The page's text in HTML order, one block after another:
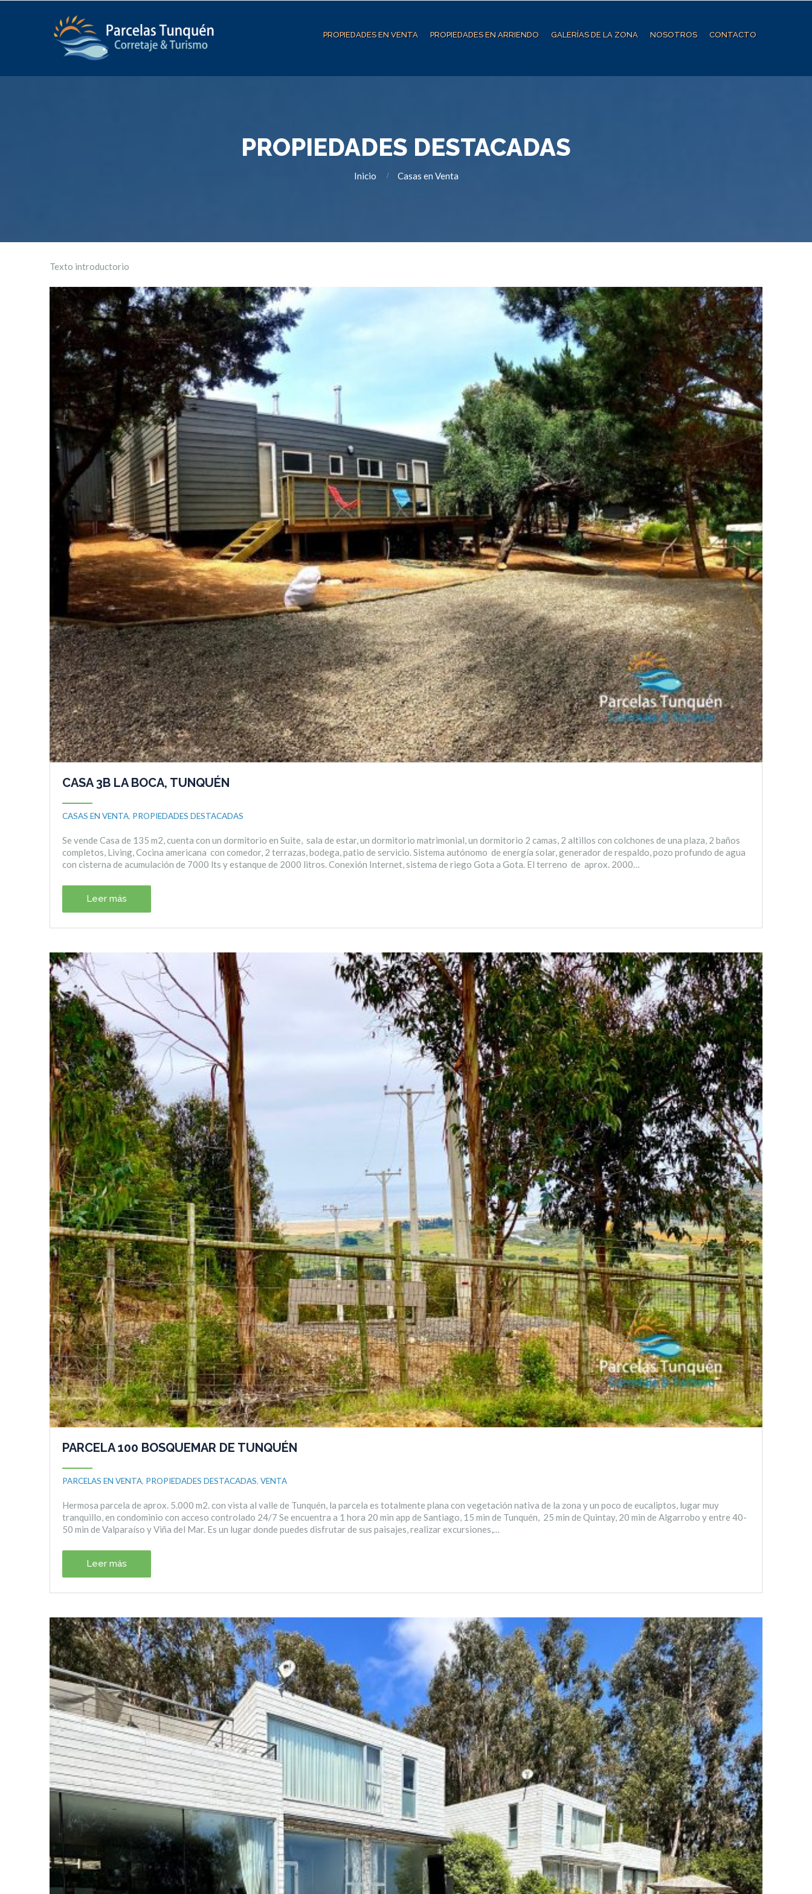
PROPIEDADES EN VENTA PROPIEDADES EN ARRIENDO GALERÍAS DE LA ZONA NOSOTROS CONTACTO
PROPIEDADES DESTACADAS
Inicio Casas en Venta
Texto introductorio
CASA 3B LA BOCA, TUNQUÉN
CASAS EN VENTA, PROPIEDADES DESTACADAS
Se vende Casa de 135 m2, cuenta con un dormitorio en Suite, sala de estar, un dormitorio matrimonial, un dormitorio 2 camas, 2 altillos con colchones de una plaza, 2 baños
completos, Living, Cocina americana con comedor, 2 terrazas, bodega, patio de servicio. Sistema autónomo de energía solar, generador de respaldo, pozo profundo de agua
con cisterna de acumulación de 7000 lts y estanque de 2000 litros. Conexión Internet, sistema de riego Gota a Gota. El terreno de aprox. 2000…
Leer más
PARCELA 100 BOSQUEMAR DE TUNQUÉN
PARCELAS EN VENTA, PROPIEDADES DESTACADAS, VENTA
Hermosa parcela de aprox. 5.000 m2. con vista al valle de Tunquén, la parcela es totalmente plana con vegetación nativa de la zona y un poco de eucaliptos, lugar muy
tranquillo, en condominio con acceso controlado 24/7 Se encuentra a 1 hora 20 min app de Santiago, 15 min de Tunquén, 25 min de Quintay, 20 min de Algarrobo y entre 40-
50 min de Valparaíso y Viña del Mar. Es un lugar donde puedes disfrutar de sus paisajes, realizar excursiones,…
Leer más